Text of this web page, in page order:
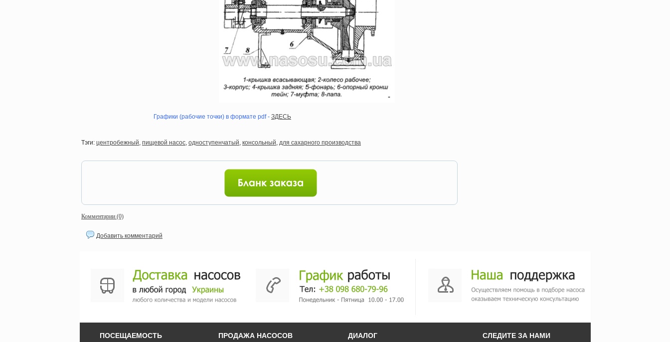
Графики (рабочие точки) в формате pdf - ЗДЕСЬ
Тэги: центробежный, пищевой насос, одноступенчатый, консольный, для сахарного производства
Комментарии (0)
Добавить комментарий
ПОСЕЩАЕМОСТЬ ПРОДАЖА НАСОСОВ ДИАЛОГ СЛЕДИТЕ ЗА НАМИ